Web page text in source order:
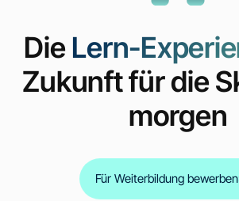
DieLern-
Zukunft für die
morgen
Für Weiterbildung bewerben